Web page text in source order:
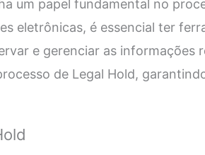
um papel fundamental no
eletrônicas, é essencial ter
e gerenciar as informações
de Legal Hold,